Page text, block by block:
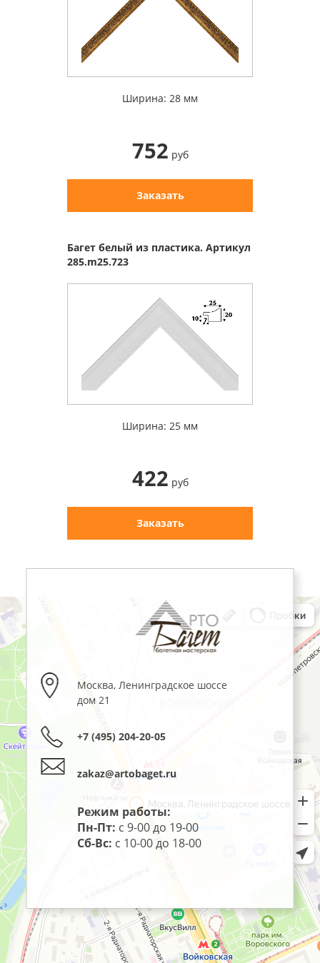
Ширина: 28 мм
752 руб
Заказать
Багет белый из пластика. Артикул
285.m25.723
Ширина: 25 мм
422 руб
Заказать
Москва,Ленинградское шоссе
дом 21
+7 (495) 204-20-05
zakaz@artobaget.ru
Режим работы:
Пн-Пт: с 9-00 до 19-00
Сб-Вс: с 10-00 до 18-00